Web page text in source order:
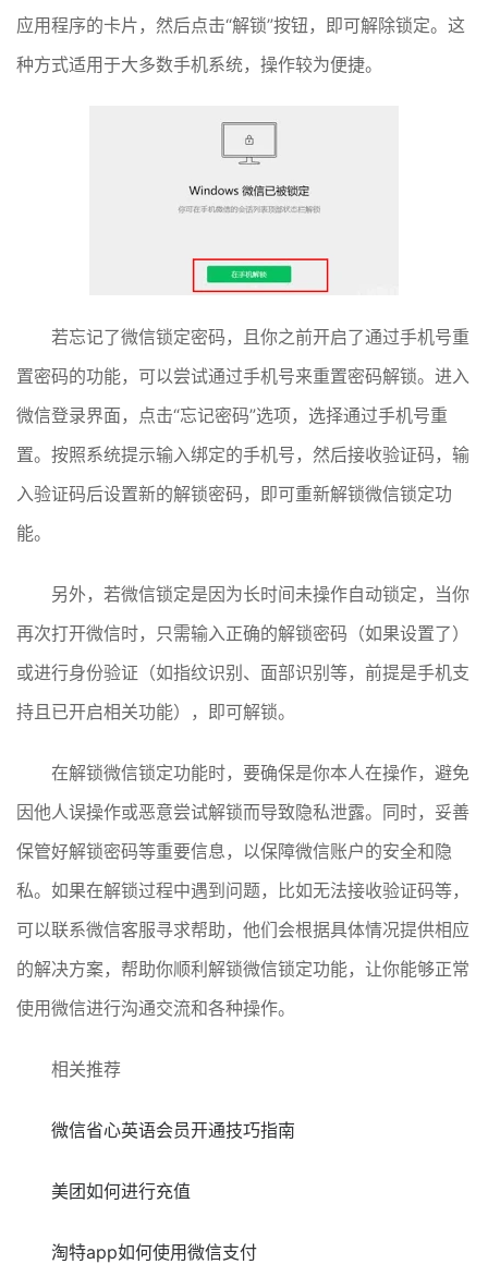
应用程序的卡片，然后点击“解锁”按钮，即可解除锁定。这
种方式适用于大多数手机系统，操作较为便捷。
若忘记了微信锁定密码，且你之前开启了通过手机号重
置密码的功能，可以尝试通过手机号来重置密码解锁。进入
微信登录界面，点击“忘记密码”选项，选择通过手机号重
置。按照系统提示输入绑定的手机号，然后接收验证码，输
入验证码后设置新的解锁密码，即可重新解锁微信锁定功
能。
另外，若微信锁定是因为长时间未操作自动锁定，当你
再次打开微信时，只需输入正确的解锁密码（如果设置了）
或进行身份验证（如指纹识别、面部识别等，前提是手机支
持且已开启相关功能），即可解锁。
在解锁微信锁定功能时，要确保是你本人在操作，避免
因他人误操作或恶意尝试解锁而导致隐私泄露。同时，妥善
保管好解锁密码等重要信息，以保障微信账户的安全和隐
私。如果在解锁过程中遇到问题，比如无法接收验证码等，
可以联系微信客服寻求帮助，他们会根据具体情况提供相应
的解决方案，帮助你顺利解锁微信锁定功能，让你能够正常
使用微信进行沟通交流和各种操作。
相关推荐
微信省心英语会员开通技巧指南
美团如何进行充值
淘特app如何使用微信支付